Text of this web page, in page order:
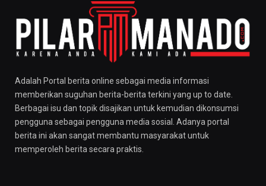
Adalah Portal berita online sebagai media informasi
memberikan suguhan berita-berita terkini yang up to date.
Berbagai isu dan topik disajikan untuk kemudian dikonsumsi
pengguna sebagai pengguna media sosial. Adanya portal
berita ini akan sangat membantu masyarakat untuk
memperoleh berita secara praktis.